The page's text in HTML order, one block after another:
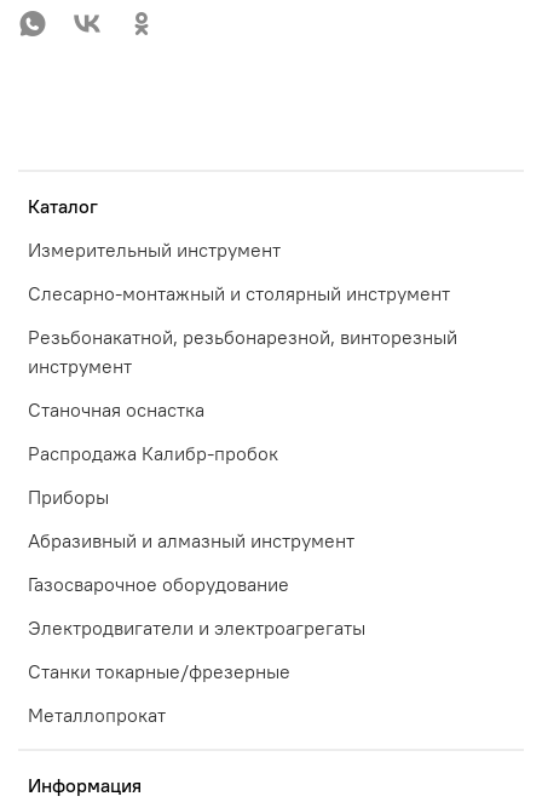
Каталог
Измерительный инструмент
Слесарно-монтажный и столярный инструмент
Резьбонакатной, резьбонарезной, винторезный
инструмент
Станочная оснастка
Распродажа Калибр-пробок
Приборы
Абразивный и алмазный инструмент
Газосварочное оборудование
Электродвигатели и электроагрегаты
Станки токарные/фрезерные
Металлопрокат
Информация